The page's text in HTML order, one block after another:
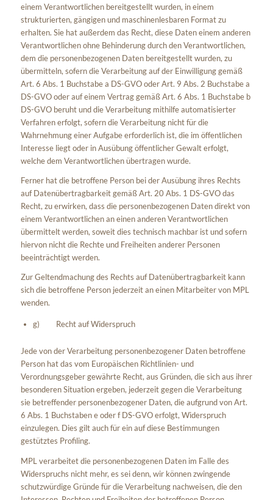
einem Verantwortlichen bereitgestellt wurden, in einem
strukturierten, gängigen und maschinenlesbaren Format zu
erhalten. Sie hat außerdem das Recht, diese Daten einem anderen
Verantwortlichen ohne Behinderung durch den Verantwortlichen,
dem die personenbezogenen Daten bereitgestellt wurden, zu
übermitteln, sofern die Verarbeitung auf der Einwilligung gemäß
Art. 6 Abs. 1 Buchstabe a DS-GVO oder Art. 9 Abs. 2 Buchstabe a
DS-GVO oder auf einem Vertrag gemäß Art. 6 Abs. 1 Buchstabe b
DS-GVO beruht und die Verarbeitung mithilfe automatisierter
Verfahren erfolgt, sofern die Verarbeitung nicht für die
Wahrnehmung einer Aufgabe erforderlich ist, die im öffentlichen
Interesse liegt oder in Ausübung öffentlicher Gewalt erfolgt,
welche dem Verantwortlichen übertragen wurde.
Ferner hat die betroffene Person bei der Ausübung ihres Rechts
auf Datenübertragbarkeit gemäß Art. 20 Abs. 1 DS-GVO das
Recht, zu erwirken, dass die personenbezogenen Daten direkt von
einem Verantwortlichen an einen anderen Verantwortlichen
übermittelt werden, soweit dies technisch machbar ist und sofern
hiervon nicht die Rechte und Freiheiten anderer Personen
beeinträchtigt werden.
Zur Geltendmachung des Rechts auf Datenübertragbarkeit kann
sich die betroffene Person jederzeit an einen Mitarbeiter von MPL
wenden.
g) Recht auf Widerspruch
Jede von der Verarbeitung personenbezogener Daten betroffene
Person hat das vom Europäischen Richtlinien- und
Verordnungsgeber gewährte Recht, aus Gründen, die sich aus ihrer
besonderen Situation ergeben, jederzeit gegen die Verarbeitung
sie betreffender personenbezogener Daten, die aufgrund von Art.
6 Abs. 1 Buchstaben e oder f DS-GVO erfolgt, Widerspruch
einzulegen. Dies gilt auch für ein auf diese Bestimmungen
gestütztes Profiling.
MPL verarbeitet die personenbezogenen Daten im Falle des
Widerspruchs nicht mehr, es sei denn, wir können zwingende
schutzwürdige Gründe für die Verarbeitung nachweisen, die den